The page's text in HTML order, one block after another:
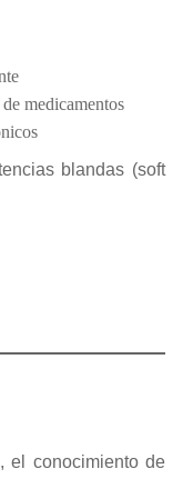
medicamentos
blandas (soft
el conocimiento de